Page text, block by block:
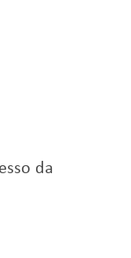
da